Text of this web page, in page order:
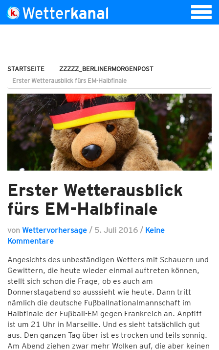
STARTSEITE
ZZZZZ_BERLINERMORGENPOST
Erster Wetterausblick fürs EM-Halbfinale
Erster Wetterausblick
fürs EM-Halbfinale
von Wettervorhersage / 5. Juli 2016 / Keine
Kommentare
Angesichts des unbeständigen Wetters mit Schauern und
Gewittern, die heute wieder einmal auftreten können,
stellt sich schon die Frage, ob es auch am
Donnerstagabend so ausssieht wie heute. Dann tritt
nämlich die deutsche Fußballnationalmannschaft im
Halbfinale der Fußball-EM gegen Frankreich an. Anpfiff
ist um 21 Uhr in Marseille. Und es sieht tatsächlich gut
aus. Den ganzen Tag über ist es trocken und teils sonnig.
Am Abend ziehen zwar mehr Wolken auf, die aber keinen